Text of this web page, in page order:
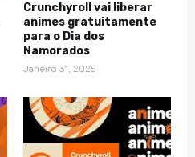
Crunchyroll vai liberar
animes gratuitamente
para o Dia dos
Namorados
Janeiro 31, 2025